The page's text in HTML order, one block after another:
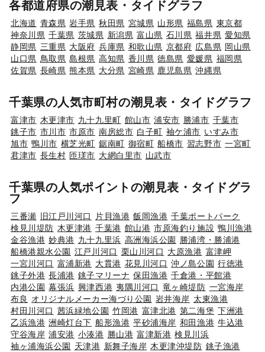
各都道府県の潮見表・タイドグラフ
北海道 青森県 岩手県 秋田県 宮城県 山形県 福島県 東京都
神奈川県 千葉県 茨城県 新潟県 富山県 石川県 福井県 愛知県
静岡県 三重県 大阪府 兵庫県 和歌山県 京都府 広島県 岡山県
山口県 鳥取県 島根県 高知県 香川県 徳島県 愛媛県 福岡県
佐賀県 長崎県 熊本県 大分県 宮崎県 鹿児島県 沖縄県
千葉県の人気市町村の潮見表・タイドグラフ
富津市 木更津市 九十九里町 館山市 浦安市 勝浦市 千葉市
銚子市 市川市 市原市 南房総市 白子町 袖ケ浦市 いすみ市
旭市 鴨川市 横芝光町 鋸南町 御宿町 船橋市 習志野市 一宮町
君津市 長生村 匝瑳市 大網白里市 山武市
千葉県の人気ポイントの潮見表・タイドグラ
フ
三番瀬 旧江戸川河口 片貝漁港 飯岡漁港 千葉ポートパーク
検見川堤防 木更津港 千葉港 館山港 市原海釣り施設 鴨川漁港
金谷漁港 妙典港 九十九里浜 高洲海浜公園 勝浦湾・勝浦港
船橋港親水公園 江戸川河口 栗山川河口 大原漁港 富津岬
一宮川河口 富浦新港 大貫港 花見川河口 沖ノ島公園 行徳港
銚子外港 長浦港 銚子マリーナ 保田漁港 千倉港・平館港
内港公園 幕張浜 興津西港 夷隅川河口 竜ヶ崎堤防 一宮海岸
布良 オリジナルメーカー海づり公園 岩井海岸 太東漁港
村田川河口 茜浜緑地公園 竹岡港 富津北港 第二海堡 下洲港
乙浜漁港 洲崎灯台下 船形漁港 平砂浦海岸 和田漁港 牛込港
守谷海岸 浦安港 小湊港 勝山港 富津新港 検見川浜
袖ヶ浦海浜公園 天津港 新舞子海岸 木更津沖堤防 銚子漁港